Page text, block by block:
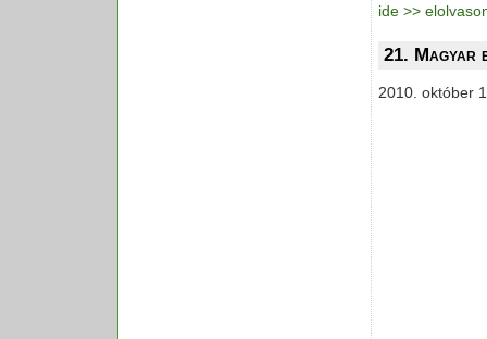
ide >>
21. Magyar
2010. október